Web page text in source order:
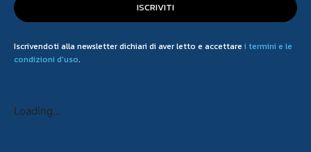
ISCRIVITI
Iscrivendoti alla newsletter dichiari di aver letto e accettare i termini e le
condizioni d'uso.
Loading...